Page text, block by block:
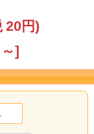
20円)
]